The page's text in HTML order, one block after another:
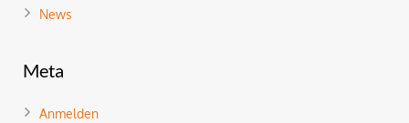
News
Meta
Anmelden